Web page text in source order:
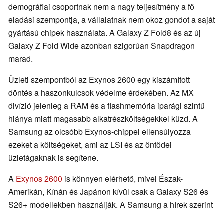
demográfiai csoportnak nem a nagy teljesítmény a fő
eladási szempontja, a vállalatnak nem okoz gondot a saját
gyártású chipek használata. A Galaxy Z Fold8 és az új
Galaxy Z Fold Wide azonban szigorúan Snapdragon
marad.
Üzleti szempontból az Exynos 2600 egy kiszámított
döntés a haszonkulcsok védelme érdekében. Az MX
divízió jelenleg a RAM és a flashmemória iparági szintű
hiánya miatt magasabb alkatrészköltségekkel küzd. A
Samsung az olcsóbb Exynos-chippel ellensúlyozza
ezeket a költségeket, ami az LSI és az öntödei
üzletágaknak is segítene.
A Exynos 2600 is könnyen elérhető, mivel Észak-
Amerikán, Kínán és Japánon kívül csak a Galaxy S26 és
S26+ modellekben használják. A Samsung a hírek szerint